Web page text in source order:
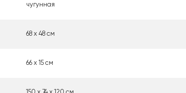
чугунная
68 х 48 см
66 х 15 см